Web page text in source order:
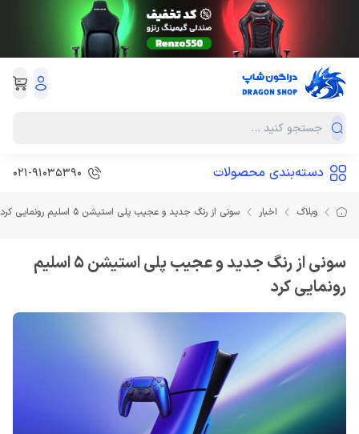
دسته‌بندی محصولات ۰۲۱-۹۱۰۳۵۳۹0
وبلاگ اخبار سونی از رنگ جدید و عجیب پلی استیشن 5 اسلیم رونمایی کرد
سونی از رنگ جدید و عجیب پلی استیشن 5 اسلیم
رونمایی کرد